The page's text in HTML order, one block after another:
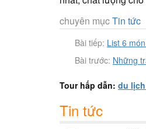
chuyên mụcTin tức
Bài tiếp: List 6
Bài trước: Những
Tour hấp dẫn: du
Tin tức